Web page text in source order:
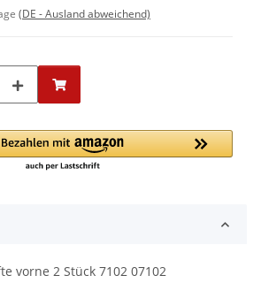
(DE - Ausland abweichend)
vorne 2 Stück 7102 07102